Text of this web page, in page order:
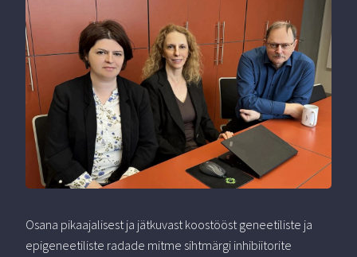
Osana pikaajalisest ja jätkuvast koostööst geneetiliste ja
epigeneetiliste radade mitme sihtmärgi inhibiitorite